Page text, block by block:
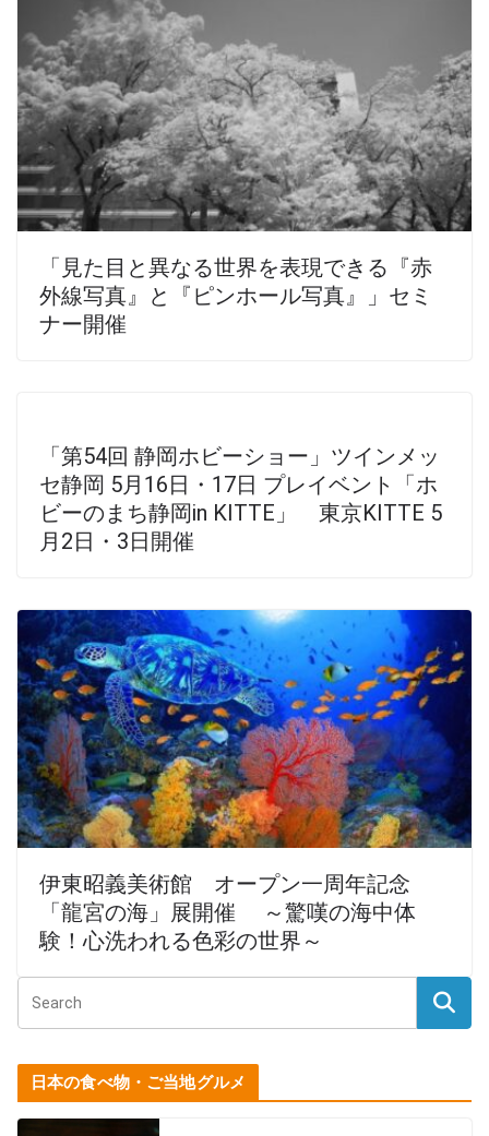
「見た目と異なる世界を表現できる『赤
外線写真』と『ピンホール写真』」セミ
ナー開催
「第54回 静岡ホビーショー」ツインメッ
セ静岡 5月16日・17日 プレイベント「ホ
ビーのまち静岡in KITTE」 東京KITTE 5
月2日・3日開催
伊東昭義美術館 オープン一周年記念
「龍宮の海」展開催 ～驚嘆の海中体
験！心洗われる色彩の世界～
日本の食べ物・ご当地グルメ